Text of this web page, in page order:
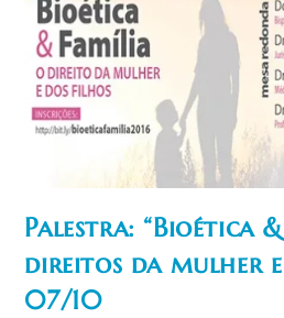
Palestra: “Bioética
direitos da mulher
07/10